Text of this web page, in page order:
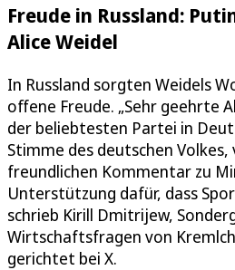
Freude in Russland:
Alice Weidel
In Russland sorgten Weidels
offene Freude. „Sehr geehrte
der beliebtesten Partei in
Stimme des deutschen
freundlichen Kommentar zu
Unterstützung dafür, dass
schrieb Kirill Dmitrijew,
Wirtschaftsfragen von
gerichtet bei X.